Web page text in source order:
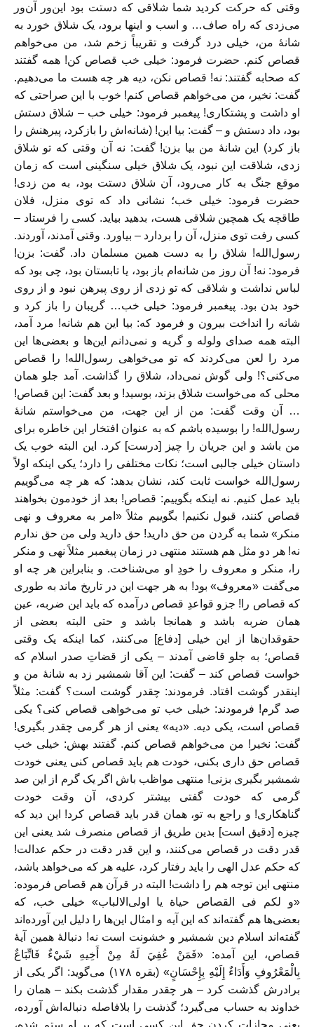
وقتی که حرکت کردید شما شلاقی که دستت بود این‌ور آن‌ور
می‌زدی که راه صاف… و اسب و اینها برود، یک شلاق خورد به
شانهٔ من، خیلی درد گرفت و تقریباً زخم شد، من می‌خواهم
قصاص کنم. حضرت فرمود: خیلی خب قصاص کن! همه گفتند
که صحابه گفتند: نه! قصاص نکن، دیه هر چه هست ما می‌دهیم.
گفت: نخیر، من می‌خواهم قصاص کنم! خوب با این صراحتی که
او داشت و پشتکاری! پیغمبر فرمود: خیلی خب – شلاق دستش
بود، داد دستش و – گفت: بیا این! (شانه‌اش را بازکرد، پیرهنش را
باز کرد) این شانهٔ من بیا بزن! گفت: نه آن وقتی که تو شلاق
زدی، شلاقت این نبود، یک شلاق خیلی سنگینی است که زمان
موقع جنگ به کار می‌رود، آن شلاق دستت بود، به من زدی!
حضرت فرمود: خیلی خب؛ نشانی داد که توی منزل، فلان
طاقچه یک همچین شلاقی هست، بدهید بیاید. کسی را فرستاد –
کسی رفت توی منزل، آن را بردارد – بیاورد. وقتی آمدند، آوردند.
رسول‌الله! شلاق را به دست همین مسلمان داد. گفت: بزن!
فرمود: نه! آن روز من شانه‌ام باز بود، یا تابستان بود، چی بود که
لباس نداشت و شلاقی که تو زدی از روی پیرهن نبود و از روی
خود بدن بود. پیغمبر فرمود: خیلی خب… گریبان را باز کرد و
شانه را انداخت بیرون و فرمود که: بیا این هم شانه! مرد آمد،
البته همه صدای ولوله و گریه و نمی‌دانم این‌ها و بعضی‌ها این
مرد را لعن می‌کردند که تو می‌خواهی رسول‌الله! را قصاص
می‌کنی؟! ولی گوش نمی‌داد، شلاق را گذاشت. آمد جلو‌‌ همان
محلی که می‌خواست شلاق بزند، بوسید! و بعد گفت: این قصاص!
… آن وقت گفت: من از این جهت، من می‌خواستم شانهٔ
رسول‌الله! را بوسیده باشم که به عنوان افتخار این خاطره برای
من باشد و این جریان را چیز [درست] کرد. این البته خوب یک
داستان خیلی جالبی است؛ نکات مختلفی را دارد؛ یکی اینکه اولاً
رسول‌الله خواست ثابت کند، نشان بدهد: که هر چه می‌گوییم
باید عمل کنیم. نه اینکه بگوییم: قصاص! بعد از خودمون بخواهند
قصاص کنند، قبول نکنیم! بگوییم مثلاً «امر به معروف و نهی
منکر» شما به گردن من حق دارید! حق دارید ولی من حق ندارم
نه! هر دو مثل هم هستند منتهی در زمان پیغمبر مثلاً نهی و منکر
را، منکر و معروف را خودِ او می‌شناخت. و بنابراین هر چه او
می‌گفت «معروف» بود! به هر جهت این در تاریخ ماند به طوری
که قصاص را! جزو قواعدِ قصاص درآمده که باید این ضربه، عین‌‌ِ
همان ضربه باشد و‌‌ همانجا باشد و حتی البته بعضی از
حقوقدان‌ها از این خیلی [دفاع] می‌کنند، کما اینکه یک وقتی
قصاص؛ به جلو قاضی آمدند – یکی از قضاتِ صدر اسلام که
خواست قصاص کند – گفت: این آقا شمشیر زد به شانهٔ من و
اینقدر گوشت افتاد. فرمودند: چقدر گوشت است؟ گفت: مثلاً
صد گرم! فرمودند: خیلی خب تو می‌خواهی قصاص کنی؟ یکی
قصاص است، یکی دیه. «دیه» یعنی از هر گرمی چقدر بگیری!
گفت: نخیر! من می‌خواهم قصاص کنم. گفتند بهش: خیلی خب
قصاص حق داری بکنی، خودت هم باید قصاص کنی یعنی خودت
شمشیر بگیری بزنی! منتهی مواظب باش اگر یک گرم از این صد
گرمی که خودت گفتی بیشتر کردی، آن وقت خودت
گناهکاری! و راجع به تو،‌‌ همان قدر باید قصاص کرد! این دید که
چیزه [دقیق است] بدین طریق از قصاص منصرف شد یعنی این
قدر دقت در قصاص می‌کنند، و این قدر دقت در حکم عدالت!
که حکم عدل الهی را باید رفتار کرد، علیه هر که می‌خواهد باشد،
منتهی این توجه هم را داشت! البته در قرآن هم قصاص فرموده:
«و لکم فی القصاص حیاة یا اولی‌الالباب» خیلی خب، که
بعضی‌ها هم گفته‌اند که این آیه و امثال این‌ها را دلیل این آورده‌اند
گفته‌اند اسلام دین شمشیر و خشونت است نه! دنبالهٔ همین آیهٔ
قصاص، این آمده: «فَمَنْ عُفِيَ لَهُ مِنْ أَخِيهِ شَيْءٌ فَاتِّبَاعٌ
بِالْمَعْرُوفِ وَأَدَاءٌ إِلَيْهِ بِإِحْسَانٍ» (بقره ۱۷۸) می‌گوید: اگر یکی از
برادرش گذشت کرد – هر چقدر مقدار گذشت بکند – همان را
خداوند به حساب می‌گیرد؛ گذشت را بلافاصله دنباله‌اش آورده،
یعنی مجازات کردن حقِ این کسی است که بر او ستم شده،